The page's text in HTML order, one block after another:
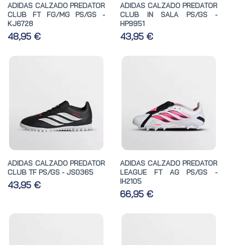
ADIDAS CALZADO PREDATOR
CLUB FT FG/MG PS/GS -
KJ6728
48,95 €
ADIDAS CALZADO PREDATOR
CLUB IN SALA PS/GS -
HP9951
43,95 €
ADIDAS CALZADO PREDATOR
CLUB TF PS/GS - JS0365
43,95 €
ADIDAS CALZADO PREDATOR
LEAGUE FT AG PS/GS -
IH2105
66,95 €